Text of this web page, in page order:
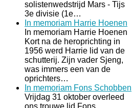
solistenwedstrijd Mars - Tijs
3e divisie (1e…
In memoriam Harrie Hoenen
In memoriam Harrie Hoenen
Kort na de heroprichting in
1956 werd Harrie lid van de
schutterij. Zijn vader Sjeng,
was immers een van de
oprichters…
In memoriam Fons Schobben
Vrijdag 31 oktober overleed
ons trouwe lid Fons